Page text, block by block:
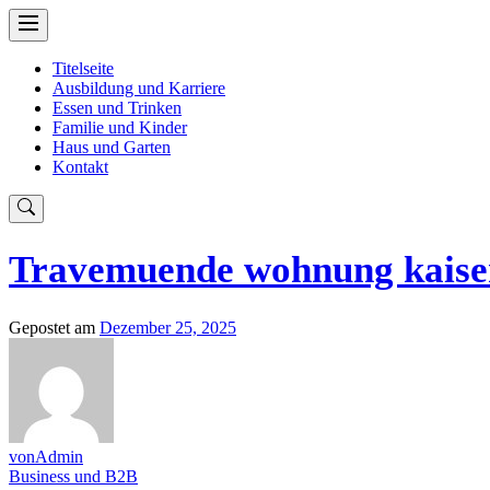
Skip
to
Titelseite
Ausbildung und Karriere
Essen und Trinken
Familie und Kinder
Haus und Garten
Kontakt
Travemuende wohnung
Gepostet am Dezember 25, 2025
vonAdmin
Business und B2B